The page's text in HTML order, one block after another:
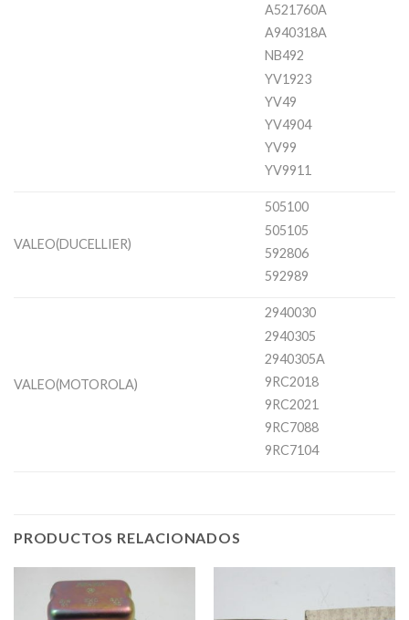
A521760A
A940318A
NB492
YV1923
YV49
YV4904
YV99
YV9911
VALEO(DUCELLIER)
505100
505105
592806
592989
VALEO(MOTOROLA)
2940030
2940305
2940305A
9RC2018
9RC2021
9RC7088
9RC7104
PRODUCTOS RELACIONADOS